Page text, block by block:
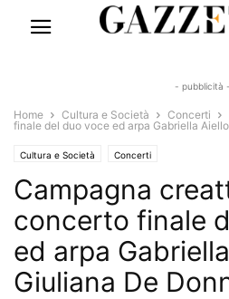
- pubblicità -
Home Cultura e Società Concerti
finale del duo voce ed arpa Gabriella
Cultura e Società Concerti
Campagna
concerto finale
ed arpa
Giuliana De